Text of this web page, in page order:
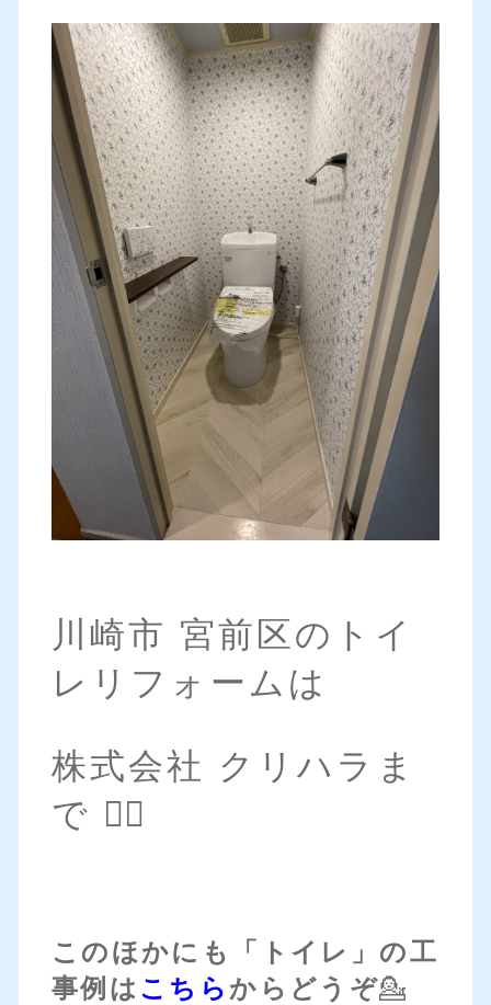
川崎市 宮前区のトイ
レリフォームは
株式会社 クリハラま
で 💁‍♀️
このほかにも「トイレ」の工
事例は こちら からどうぞ💁